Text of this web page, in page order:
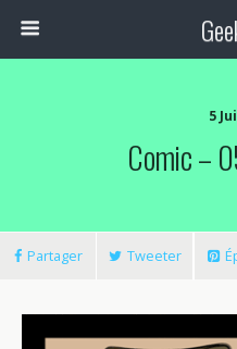
5
Comic –
Partager Tweeter